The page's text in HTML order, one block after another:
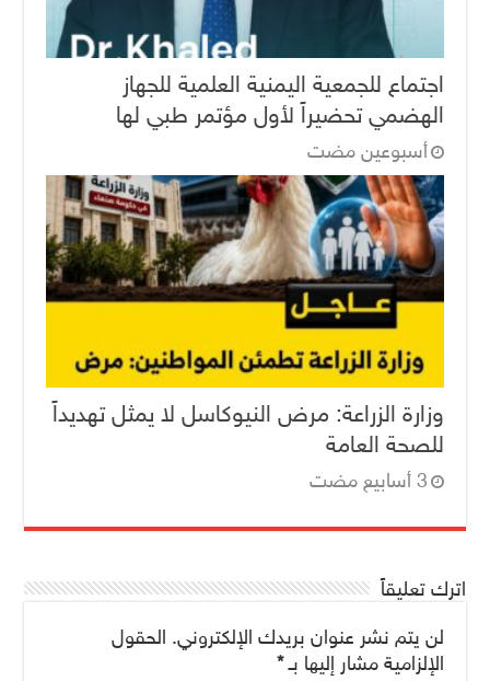
اجتماع للجمعية اليمنية العلمية للجهاز
الهضمي تحضيراً لأول مؤتمر طبي لها
‏أسبوعين مضت
وزارة الزراعة: مرض النيوكاسل لا يمثل تهديداً
للصحة العامة
اترك تعليقاً
لن يتم نشر عنوان بريدك الإلكتروني. الحقول
الإلزامية مشار إليها بـ*